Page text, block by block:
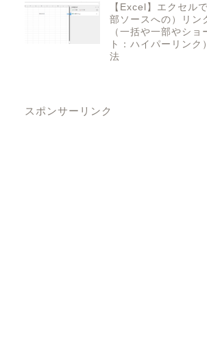
【Excel】エクセル
部ソースへの）リン
（一括や一部やショ
ト：ハイパーリンク
法
スポンサーリンク